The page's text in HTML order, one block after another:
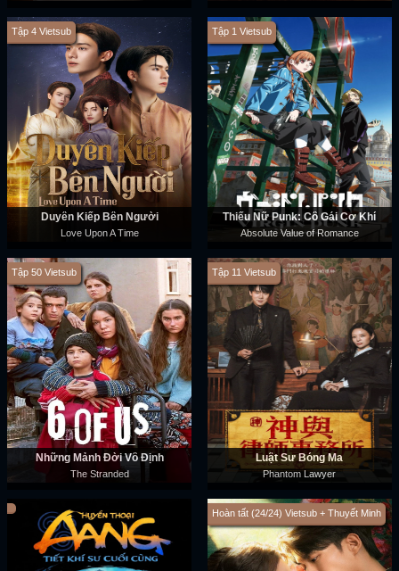
Tập 4 Vietsub
Duyên Kiếp Bên Người
Love Upon A Time
Tập 1 Vietsub
Thiếu Nữ Punk: Cô Gái Cơ Khí
Absolute Value of Romance
Tập 50 Vietsub
Những Mảnh Đời Vô Định
The Stranded
Tập 11 Vietsub
Luật Sư Bóng Ma
Phantom Lawyer
Hoàn tất (24/24) Vietsub + Thuyết Minh